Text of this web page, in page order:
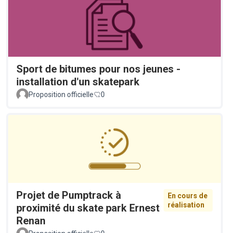
Sport de bitumes pour nos jeunes -
installation d'un skatepark
Proposition officielle 0
Projet de Pumptrack à
proximité du skate park Ernest
Renan
En cours de
réalisation